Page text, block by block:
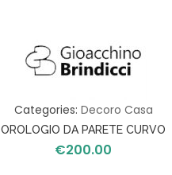
Categories: Decoro Casa
OROLOGIO DA PARETE CURVO
€200.00